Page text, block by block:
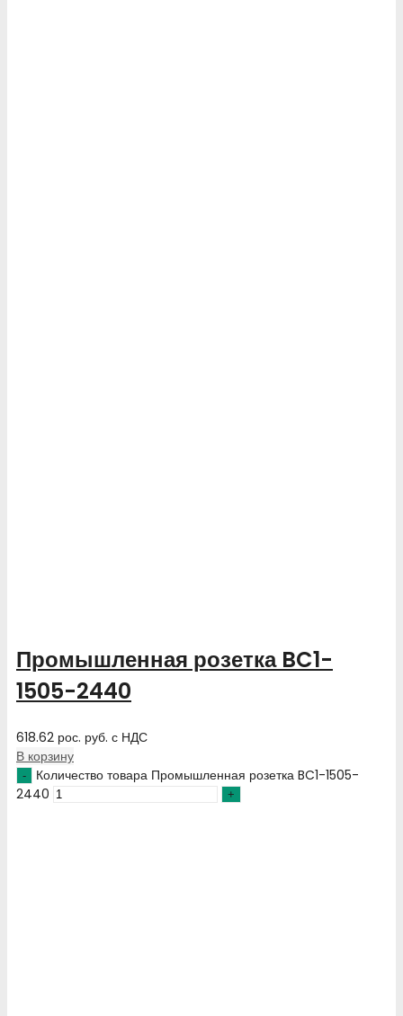
Промышленная розетка BC1-
1505-2440
618.62 рос. руб. с НДС
В корзину
Количество товара Промышленная розетка BC1-1505-
2440